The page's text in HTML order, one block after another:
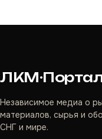
Независимое медиа о
материалов, сырья и
СНГ и мире.